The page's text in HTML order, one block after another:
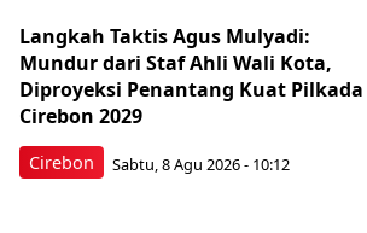
Cirebon
Langkah Taktis Agus Mulyadi:
Mundur dari Staf Ahli Wali Kota,
Diproyeksi Penantang Kuat Pilkada
Cirebon 2029
Sabtu, 8 Agu 2026 - 10:12